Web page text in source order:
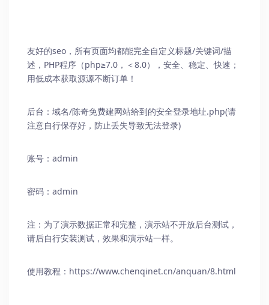
友好的seo，所有页面均都能完全自定义标题/关键词/描
述，PHP程序（php≥7.0，＜8.0），安全、稳定、快速；
用低成本获取源源不断订单！
后台：域名/陈奇免费建网站给到的安全登录地址.php(请
注意自行保存好，防止丢失导致无法登录)
账号：admin
密码：admin
注：为了演示数据正常和完整，演示站不开放后台测试，
请后自行安装测试，效果和演示站一样。
使用教程： https://www.chenqinet.cn/anquan/8.html